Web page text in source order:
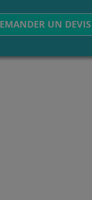
UN DEVIS